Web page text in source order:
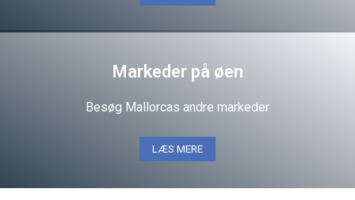
Markeder på øen
Besøg Mallorcas andre markeder
LÆS MERE